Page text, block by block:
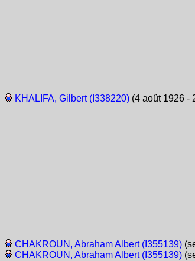
KHALIFA, Gilbert (I338220)(4 août 1926 -
CHAKROUN, Abraham Albert (I355139)
CHAKROUN, Abraham Albert (I355139)